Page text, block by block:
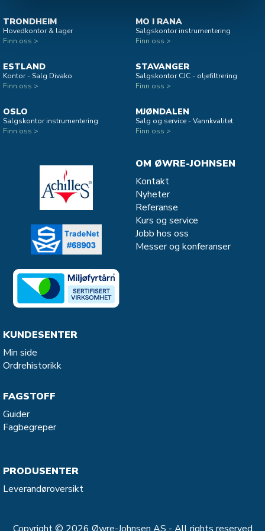
TRONDHEIM
Hovedkontor & lager
Finn oss >
ESTLAND
Kontor - Salg Divako
Finn oss >
OSLO
Salgskontor instrumentering
Finn oss >
MO I RANA
Salgskontor instrumentering
Finn oss >
STAVANGER
Salgskontor CJC - oljefiltrering
Finn oss >
MJØNDALEN
Salg og service - Vannkvalitet
Finn oss >
OM ØWRE-JOHNSEN
Kontakt
Nyheter
Referanse
Kurs og service
Jobb hos oss
Messer og konferanser
KUNDESENTER
Min side
Ordrehistorikk
FAGSTOFF
Guider
Fagbegreper
PRODUSENTER
Leverandøroversikt